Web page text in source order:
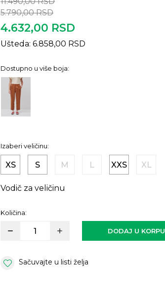
5.790,00 RSD
4.632,00 RSD
Ušteda: 6.858,00 RSD
Dostupno u više boja:
Izaberi veličinu:
XS S M L XXS XL
Vodič za veličinu
Količina:
DODAJ U KORPU
Sačuvajte u listi želja